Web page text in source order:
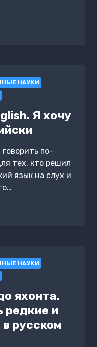
НАУКИ
Я хочу
по-
тех, кто решил
язык на слух и
НАУКИ
яхонта.
редкие и
русском